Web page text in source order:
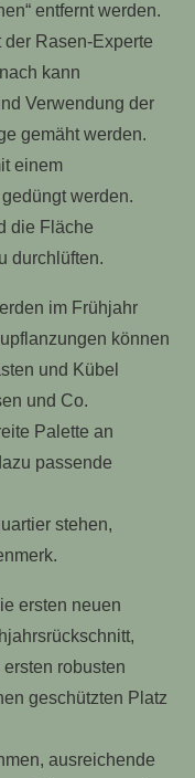
entfernt werden.
der Rasen-Experte
kann
Verwendung der
gemäht werden.
einem
werden.
die Fläche
durchlüften.
im Frühjahr
können
und Kübel
und Co.
Palette an
passende
stehen,
ersten neuen
robusten
geschützten Platz
ausreichende